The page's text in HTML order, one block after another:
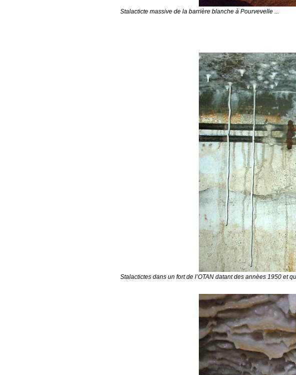
Stalacticte massive de la barrière blanche à Pourvevelle ...
Stalactictes dans un fort de l’OTAN datant des annèes 1950 et